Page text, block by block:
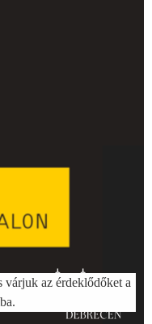
az érdeklődőket a